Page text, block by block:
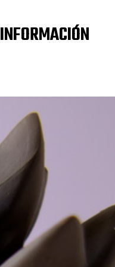
INFORMACIÓN